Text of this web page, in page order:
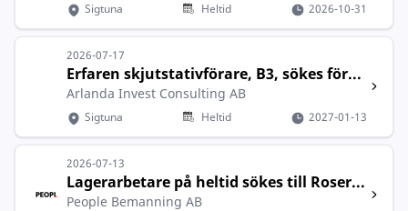
Sigtuna Heltid 2026-10-31
2026-07-17
Erfaren skjutstativförare, B3, sökes för...
Arlanda Invest Consulting AB
Sigtuna Heltid 2027-01-13
2026-07-13
Lagerarbetare på heltid sökes till Roser...
People Bemanning AB